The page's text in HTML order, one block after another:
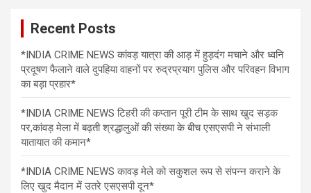
Recent Posts
*INDIA CRIME NEWS कांवड़ यात्रा की आड़ में हुड़दंग मचाने और ध्वनि
प्रदूषण फैलाने वाले दुपहिया वाहनों पर रुद्रप्रयाग पुलिस और परिवहन विभाग
का बड़ा प्रहार*
*INDIA CRIME NEWS टिहरी की कप्तान पूरी टीम के साथ खुद सड़क
पर,कांवड़ मेला में बढ़ती श्रद्धालुओं की संख्या के बीच एसएसपी ने संभाली
यातायात की कमान*
*INDIA CRIME NEWS कावड़ मेले को सकुशल रूप से संपन्न कराने के
लिए खुद मैदान में उतरे एसएसपी दून*